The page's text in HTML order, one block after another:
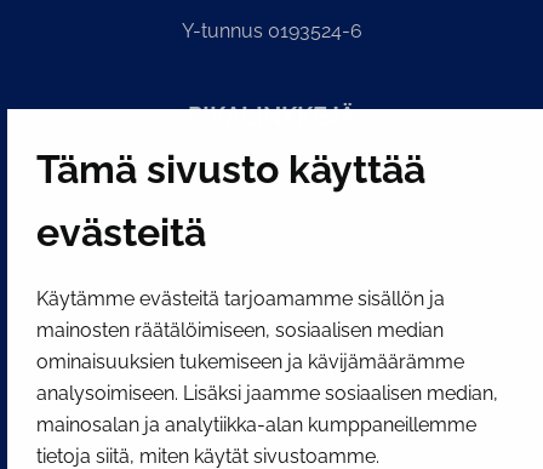
Tämä sivusto käyttää
evästeitä
Käytämme evästeitä tarjoamamme sisällön ja
mainosten räätälöimiseen, sosiaalisen median
ominaisuuksien tukemiseen ja kävijämäärämme
analysoimiseen. Lisäksi jaamme sosiaalisen median,
mainosalan ja analytiikka-alan kumppaneillemme
tietoja siitä, miten käytät sivustoamme.
Y-tunnus 0193524-6
PI­KA­LINK­KE­JÄ
Näytä evästeasetukseni
SOSIAALINEN MEDIA
Facebook InstagramYouTube